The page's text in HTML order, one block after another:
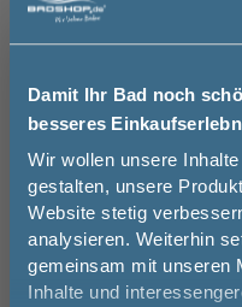
Damit Ihr Bad noch
besseres
Wir wollen unsere
gestalten, unsere
Website stetig
analysieren. Weiterhin
gemeinsam mit unseren
Inhalte und
Titangrau matt -
folierte Front
Titangrau matt
Basispreis
keine Optionen mit
Gesamtpreis
Jetzt
Melde Sie
Newsletter
50€* auf